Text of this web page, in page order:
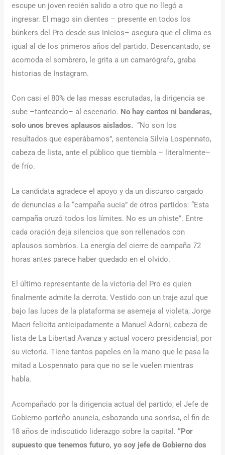
escupe un joven recién salido a otro que no llegó a
ingresar. El mago sin dientes – presente en todos los
búnkers del Pro desde sus inicios– asegura que el clima es
igual al de los primeros años del partido. Desencantado, se
acomoda el sombrero, le grita a un camarógrafo, graba
historias de Instagram.
Con casi el 80% de las mesas escrutadas, la dirigencia se
sube –tanteando– al escenario. No hay cantos ni banderas,
solo unos breves aplausos aislados. “No son los
resultados que esperábamos”, sentencia Silvia Lospennato,
cabeza de lista, ante el público que tiembla – literalmente–
de frío.
La candidata agradece el apoyo y da un discurso cargado
de denuncias a la “campaña sucia” de otros partidos: “Esta
campaña cruzó todos los límites. No es un chiste”. Entre
cada oración deja silencios que son rellenados con
aplausos sombríos. La energía del cierre de campaña 72
horas antes parece haber quedado en el olvido.
El último representante de la victoria del Pro es quien
finalmente admite la derrota. Vestido con un traje azul que
bajo las luces de la plataforma se asemeja al violeta, Jorge
Macri felicita anticipadamente a Manuel Adorni, cabeza de
lista de La Libertad Avanza y actual vocero presidencial, por
su victoria. Tiene tantos papeles en la mano que le pasa la
mitad a Lospennato para que no se le vuelen mientras
habla.
Acompañado por la dirigencia actual del partido, el Jefe de
Gobierno porteño anuncia, esbozando una sonrisa, el fin de
18 años de indiscutido liderazgo sobre la capital. “Por
supuesto que tenemos futuro, yo soy jefe de Gobierno dos